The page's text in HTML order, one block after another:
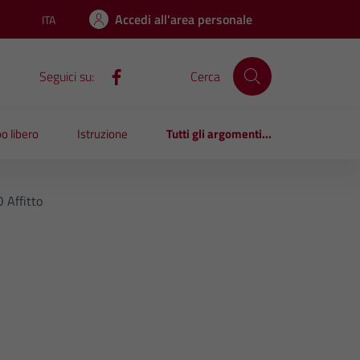
Lingua attiva:
ITA Accedi all'area personale
Seguici su: Cerca
libero Istruzione Tutti gli argomenti...
Affitto